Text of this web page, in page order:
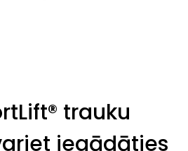
trauku
iegādāties